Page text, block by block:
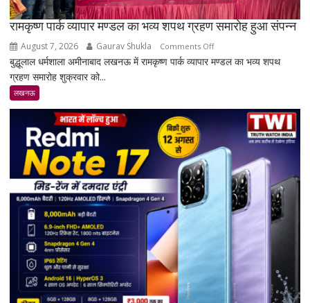
रामकृष्ण पार्क व्यापार मण्डल का भव्य शपथ ग्रहण समारोह हुआ संपन्न
August 7, 2026 Gaurav Shukla Comments Offon
रामकृष्ण
शपथ
बुद्धूलाल धर्मशाला अमीनाबाद लखनऊ में रामकृष्ण पार्क व्यापार मण्डल का भव्य शपथ
ग्रहण समारोह शुक्रवार को...
लखनऊ